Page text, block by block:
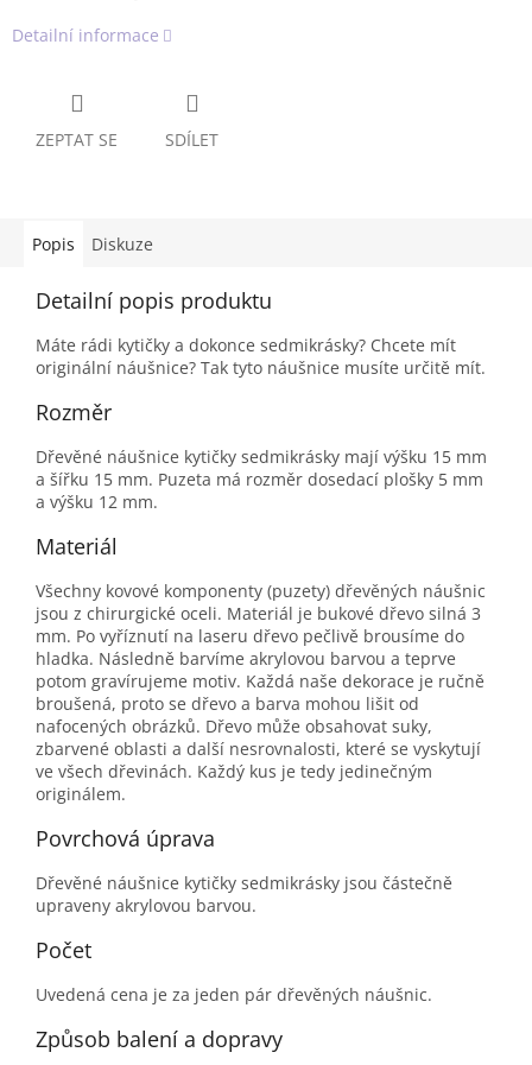
Detailní informace
ZEPTAT SE SDÍLET
Popis Diskuze
Detailní popis produktu
Máte rádi kytičky a dokonce sedmikrásky? Chcete mít
originální náušnice? Tak tyto náušnice musíte určitě mít.
Rozměr
Dřevěné náušnice kytičky sedmikrásky mají výšku 15 mm
a šířku 15 mm. Puzeta má rozměr dosedací plošky 5 mm
a výšku 12 mm.
Materiál
Všechny kovové komponenty (puzety) dřevěných náušnic
jsou z chirurgické oceli. Materiál je bukové dřevo silná 3
mm. Po vyříznutí na laseru dřevo pečlivě brousíme do
hladka. Následně barvíme akrylovou barvou a teprve
potom gravírujeme motiv. Každá naše dekorace je ručně
broušená, proto se dřevo a barva mohou lišit od
nafocených obrázků. Dřevo může obsahovat suky,
zbarvené oblasti a další nesrovnalosti, které se vyskytují
ve všech dřevinách. Každý kus je tedy jedinečným
originálem.
Povrchová úprava
Dřevěné náušnice kytičky sedmikrásky jsou částečně
upraveny akrylovou barvou.
Počet
Uvedená cena je za jeden pár dřevěných náušnic.
Způsob balení a dopravy